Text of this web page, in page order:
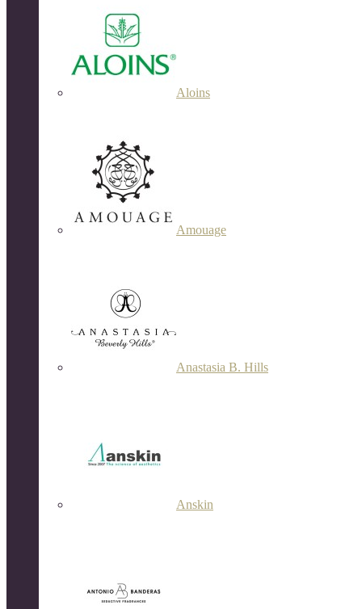
Aloins
Amouage
Anastasia B. Hills
Anskin